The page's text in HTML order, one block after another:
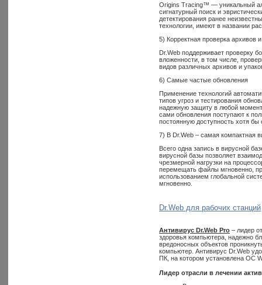
Origins Tracing™ — уникальный
сигнатурный поиск и
детектирования ранее
технологии, имеют в названии
5) Корректная проверка архивов
Dr.Web поддерживает проверку
вложенности, в том числе,
видов различных архивов и
6) Самые частые обновления
Применение технологий
типов угроз и тестирования
надежную защиту в любой
сами обновления поступают к
постоянную доступность хотя бы
7) В Dr.Web – самая компактная
Всего одна запись в вирусной
вирусной базы позволяет
чрезмерной нагрузки на
перемещать файлы мгновенно,
использованием глобальной
мгновенно.
Dr.Web для рабочих станций
Антивирус Dr.Web Pro – лидер
здоровья компьютера, надежно
вредоносных объектов
компьютер. Антивирус Dr.Web
ПК, на котором установлена ОС
Лидер отрасли в лечении